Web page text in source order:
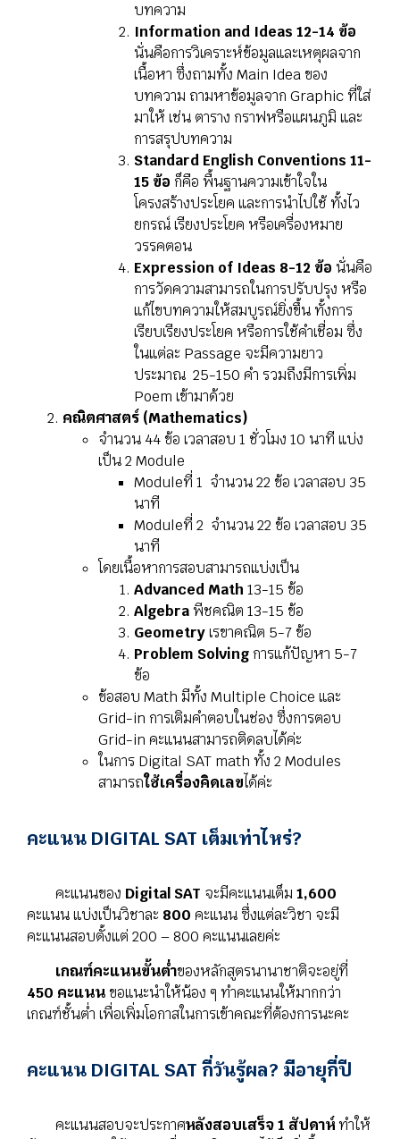
บทความ
Information and Ideas 12-14 ข้อ
นั่นคือการวิเคราะห์ข้อมูลและเหตุผลจาก
เนื้อหา ซึ่งถามทั้ง Main Idea ของ
บทความ ถามหาข้อมูลจาก Graphic ที่ใส่
มาให้ เช่น ตาราง กราฟหรือแผนภูมิ และ
การสรุปบทความ
Standard English Conventions 11-
15 ข้อ ก็คือ พื้นฐานความเข้าใจใน
โครงสร้างประโยค และการนำไปใช้ ทั้งไว
ยกรณ์ เรียงประโยค หรือเครื่องหมาย
วรรคตอน
Expression of Ideas 8-12 ข้อ นั่นคือ
การวัดความสามารถในการปรับปรุง หรือ
แก้ไขบทความให้สมบูรณ์ยิ่งขึ้น ทั้งการ
เรียบเรียงประโยค หรือการใช้คำเชื่อม ซึ่ง
ในแต่ละ Passage จะมีความยาว
ประมาณ 25-150 คำ รวมถึงมีการเพิ่ม
Poem เข้ามาด้วย
คณิตศาสตร์ (Mathematics)
จำนวน 44 ข้อ เวลาสอบ 1 ชั่วโมง 10 นาที แบ่ง
เป็น 2 Module
Moduleที่ 1 จำนวน 22 ข้อ เวลาสอบ 35
นาที
Moduleที่ 2 จำนวน 22 ข้อ เวลาสอบ 35
นาที
โดยเนื้อหาการสอบสามารถแบ่งเป็น
Advanced Math 13-15 ข้อ
Algebra พีชคณิต 13-15 ข้อ
Geometryเรขาคณิต 5-7 ข้อ
Problem Solving การแก้ปัญหา 5-7
ข้อ
ข้อสอบ Math มีทั้ง Multiple Choice และ
Grid-in การเติมคำตอบในช่อง ซึ่งการตอบ
Grid-in คะแนนสามารถติดลบได้ค่ะ
ในการ Digital SAT math ทั้ง 2 Modules
สามารถใช้เครื่องคิดเลขได้ค่ะ
คะแนน DIGITAL SAT เต็มเท่าไหร่?
คะแนนของ Digital SAT จะมีคะแนนเต็ม 1,600
คะแนน แบ่งเป็นวิชาละ 800 คะแนน ซึ่งแต่ละวิชา จะมี
คะแนนสอบตั้งแต่ 200 – 800 คะแนนเลยค่ะ
เกณฑ์คะแนนขั้นต่ำของหลักสูตรนานาชาติจะอยู่ที่
450 คะแนน ขอแนะนำให้น้อง ๆ ทำคะแนนให้มากกว่า
เกณฑ์ชั้นต่ำ เพื่อเพิ่มโอกาสในการเข้าคณะที่ต้องการนะคะ
คะแนน DIGITAL SAT กี่วันรู้ผล? มีอายุกี่ปี
คะแนนสอบจะประกาศหลังสอบเสร็จ 1 สัปดาห์ ทำให้